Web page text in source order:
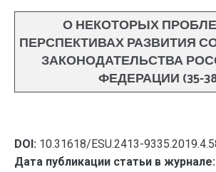
О НЕКОТОРЫХ
ПЕРСПЕКТИВАХ РАЗВИТИЯ
ЗАКОНОДАТЕЛЬСТВА
ФЕДЕРАЦИИ (35-
DOI: 10.31618/ESU.2413-
Дата публикации статьи в журнале: